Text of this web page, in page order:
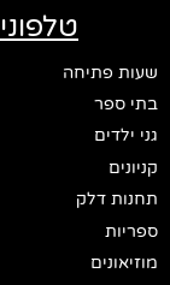
שעות פתיחה
בתי ספר
גני ילדים
קניונים
תחנות דלק
ספריות
מוזיאונים